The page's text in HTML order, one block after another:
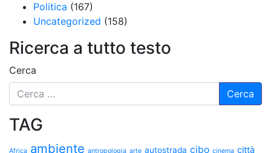
Politica (167)
Uncategorized (158)
Ricerca a tutto testo
Cerca
TAG
Africa ambiente antropologia arte autostrada cibo cinema città